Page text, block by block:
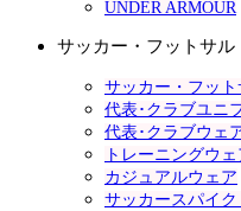
UNDER ARMOUR
サッカー・フットサル
サッカー・フッ
代表･クラブユニ
代表･クラブウェ
トレーニングウェ
カジュアルウェア
サッカースパイ